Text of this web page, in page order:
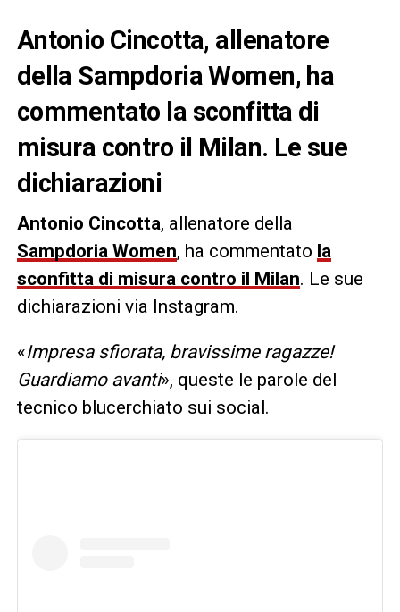
Antonio Cincotta, allenatore
della Sampdoria Women, ha
commentato la sconfitta di
misura contro il Milan. Le sue
dichiarazioni
Antonio Cincotta, allenatore della
Sampdoria Women, ha commentato la
sconfitta di misura contro il Milan. Le sue
dichiarazioni via Instagram.
«Impresa sfiorata, bravissime ragazze!
Guardiamo avanti», queste le parole del
tecnico blucerchiato sui social.